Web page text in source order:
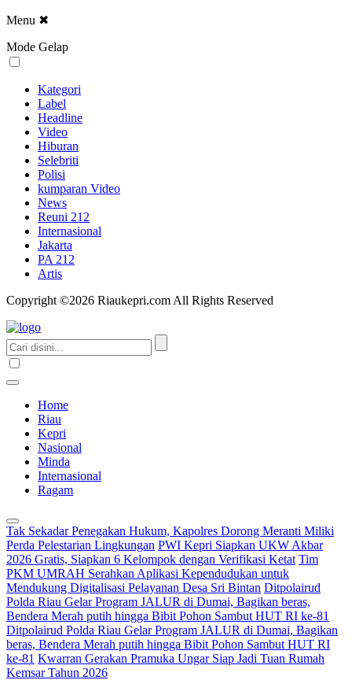
Menu ✖
Mode Gelap
Kategori
Label
Headline
Video
Hiburan
Selebriti
Polisi
kumparan Video
News
Reuni 212
Internasional
Jakarta
PA 212
Artis
Copyright ©2026 Riaukepri.com All Rights Reserved
Home
Riau
Kepri
Nasional
Minda
Internasional
Ragam
Tak Sekadar Penegakan Hukum, Kapolres Dorong Meranti Miliki
Perda Pelestarian Lingkungan PWI Kepri Siapkan UKW Akbar
2026 Gratis, Siapkan 6 Kelompok dengan Verifikasi Ketat Tim
PKM UMRAH Serahkan Aplikasi Kependudukan untuk
Mendukung Digitalisasi Pelayanan Desa Sri Bintan Ditpolairud
Polda Riau Gelar Program JALUR di Dumai, Bagikan beras,
Bendera Merah putih hingga Bibit Pohon Sambut HUT RI ke-81
Ditpolairud Polda Riau Gelar Program JALUR di Dumai, Bagikan
beras, Bendera Merah putih hingga Bibit Pohon Sambut HUT RI
ke-81 Kwarran Gerakan Pramuka Ungar Siap Jadi Tuan Rumah
Kemsar Tahun 2026